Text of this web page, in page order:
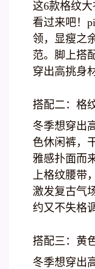
这6款格纹
看过来吧！
领，显瘦之
范。脚上搭
穿出高挑身
搭配二：格
冬季想穿出
色休闲裤，
雅感扑面而
上格纹腰带
激发复古气
约又不失格
搭配三：黄
冬季想穿出